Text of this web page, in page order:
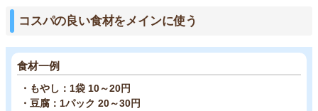
コスパの良い食材をメインに使う
食材一例
・もやし：1袋 10～20円
・豆腐：1パック 20～30円